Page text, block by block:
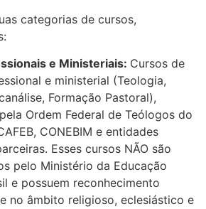
categorias de cursos,
e Ministeriais: Cursos de
e ministerial (Teologia,
Formação Pastoral),
Ordem Federal de Teólogos do
CONEBIM e entidades
Esses cursos NÃO são
pelo Ministério da Educação
e possuem reconhecimento
no âmbito religioso, eclesiástico e